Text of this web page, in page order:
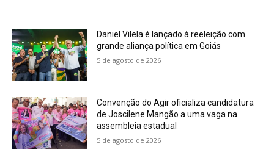
Daniel Vilela é lançado à reeleição com
grande aliança política em Goiás
5 de agosto de 2026
Convenção do Agir oficializa candidatura
de Joscilene Mangão a uma vaga na
assembleia estadual
5 de agosto de 2026